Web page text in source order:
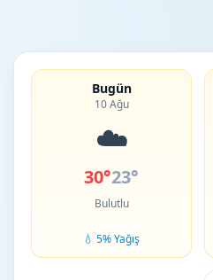
Bugün
10 Ağu
☁️
30°23°
Bulutlu
💧 5% Yağış